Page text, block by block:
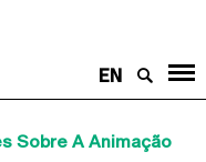
EN
Sobre A Animação